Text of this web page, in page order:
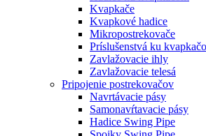
Kvapkače
Kvapkové hadice
Mikropostrekovače
Príslušenstvá ku
Zavlažovacie ihly
Zavlažovacie telesá
Pripojenie postrekovačov
Navrtávacie pásy
Samonavŕtavacie pásy
Hadice Swing Pipe